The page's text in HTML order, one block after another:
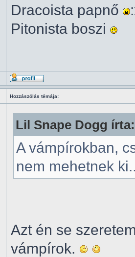
Dracoista papnő
Pitonista boszi
Hozzászólás témája:
Lil Snape Dogg írta:
A vámpírokban,
nem mehetnek
Azt én se
vámpírok.